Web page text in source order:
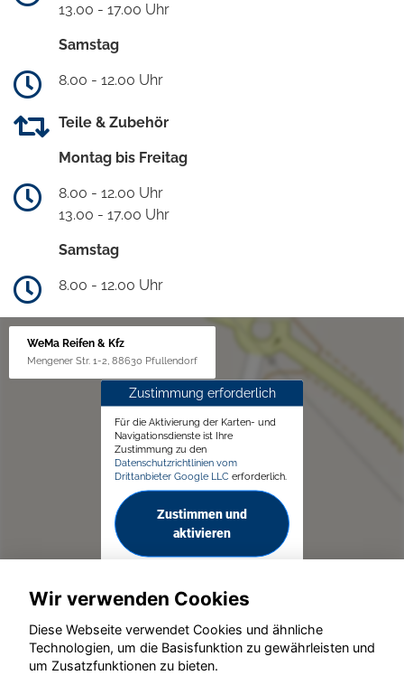
13.00 - 17.00 Uhr
Samstag
8.00 - 12.00 Uhr
Teile & Zubehör
Montag bis Freitag
8.00 - 12.00 Uhr
13.00 - 17.00 Uhr
Samstag
8.00 - 12.00 Uhr
WeMa Reifen & Kfz
Mengener Str. 1-2, 88630 Pfullendorf
Zustimmung erforderlich
Für die Aktivierung der Karten- und
Navigationsdienste ist Ihre
Zustimmung zu den
Datenschutzrichtlinien vom
Drittanbieter Google LLC erforderlich.
Zustimmen und
aktivieren
© konjunkturmotor.de GmbH 2020 - 2026
Wir verwenden Cookies
Diese Webseite verwendet Cookies und ähnliche
Technologien, um die Basisfunktion zu gewährleisten und
um Zusatzfunktionen zu bieten.